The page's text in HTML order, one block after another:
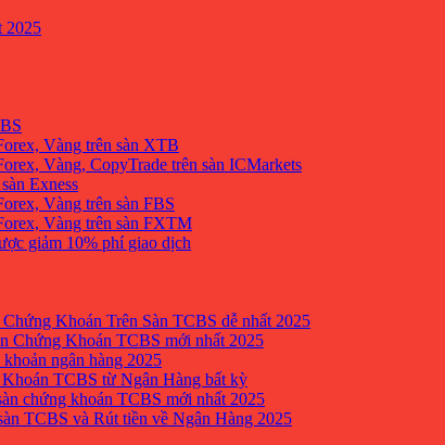
2025
Vàng trên sàn XTB
Vàng, CopyTrade trên sàn ICMarkets
Exness
Vàng trên sàn FBS
Vàng trên sàn FXTM
giảm 10% phí giao dịch
Khoán Trên Sàn TCBS dễ nhất 2025
Chứng Khoán TCBS mới nhất 2025
ngân hàng 2025
TCBS từ Ngân Hàng bất kỳ
chứng khoán TCBS mới nhất 2025
TCBS và Rút tiền về Ngân Hàng 2025